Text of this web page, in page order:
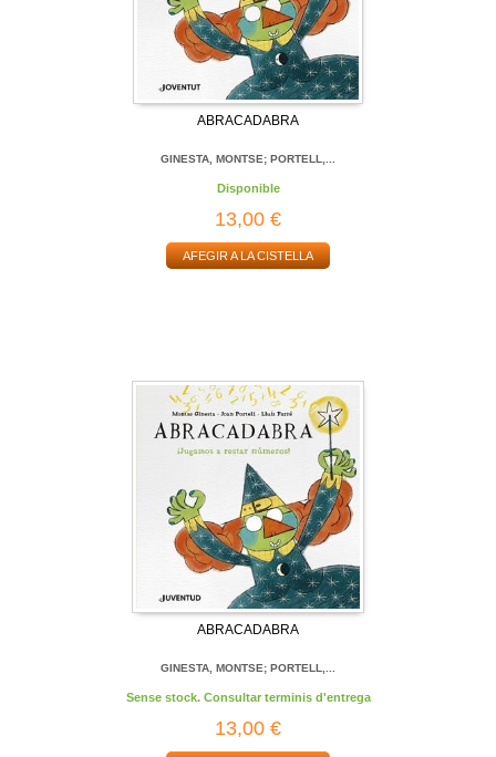
ABRACADABRA
GINESTA, MONTSE; PORTELL,...
Disponible
13,00 €
AFEGIR A LA CISTELLA
ABRACADABRA
GINESTA, MONTSE; PORTELL,...
Sense stock. Consultar terminis d'entrega
13,00 €